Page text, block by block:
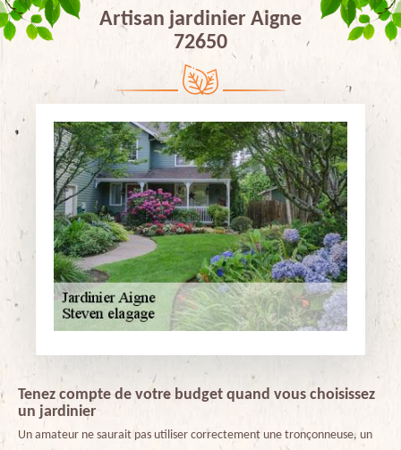
Artisan jardinier Aigne
72650
Tenez compte de votre budget quand vous choisissez
un jardinier
Un amateur ne saurait pas utiliser correctement une tronçonneuse, un